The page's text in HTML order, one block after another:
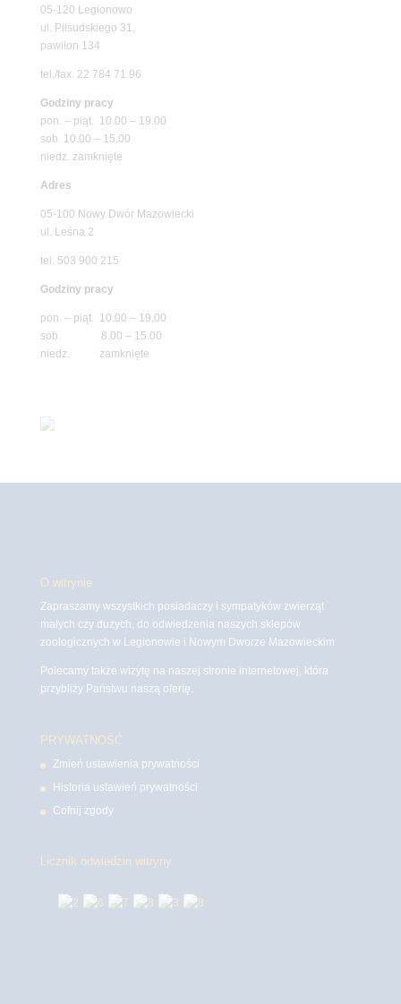
05-120 Legionowo
ul. Piłsudskiego 31,
pawilon 134
tel./fax. 22 784 71 96
Godziny pracy
pon. – piąt. 10.00 – 19.00
sob. 10.00 – 15.00
niedz. zamknięte
Adres
05-100 Nowy Dwór Mazowiecki
ul. Leśna 2
tel. 503 900 215
Godziny pracy
pon. – piąt. 10.00 – 19.00
sob. 8.00 – 15.00
niedz. zamknięte
O witrynie
Zapraszamy wszystkich posiadaczy i sympatyków zwierząt
małych czy dużych, do odwiedzenia naszych sklepów
zoologicznych w Legionowie i Nowym Dworze Mazowieckim
Polecamy także wizytę na naszej stronie internetowej, która
przybliży Państwu naszą ofertę.
PRYWATNOŚĆ
Zmień ustawienia prywatności
Historia ustawień prywatności
Cofnij zgody
Licznik odwiedzin witryny